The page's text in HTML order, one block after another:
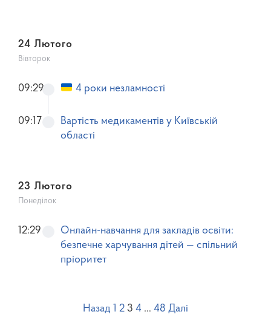
24 Лютого
Вівторок
4 роки незламності
09:29
Вартість медикаментів у Київській
області
09:17
23 Лютого
Понеділок
Онлайн-навчання для закладів освіти:
безпечне харчування дітей — спільний
пріоритет
12:29
Назад 1 2 3 4 … 48 Далі